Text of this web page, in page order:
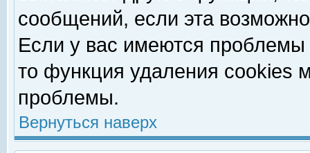
сообщений, если эта
Если у вас имеются
то функция удаления cookies
проблемы.
Вернуться наверх